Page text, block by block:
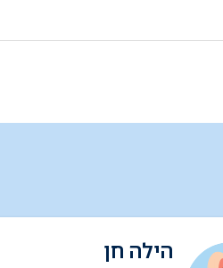
הילה חן